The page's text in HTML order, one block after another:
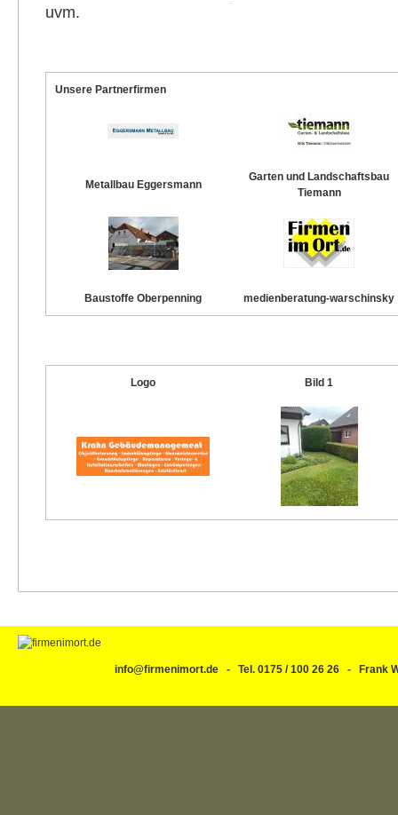
uvm.
Unsere Partnerfirmen
Metallbau Eggersmann
Garten und Landschaftsbau
Tiemann
Baustoffe Oberpenning medienberatung-warschinsky
Logo Bild 1
info@firmenimort.de - Tel. 0175 / 100 26 26 -